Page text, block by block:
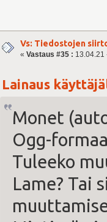
Vs: Tiedostojen
« Vastaus #35 : 13.04.21
Lainaus
Monet
Ogg-
Tuleeko
Lame? Tai